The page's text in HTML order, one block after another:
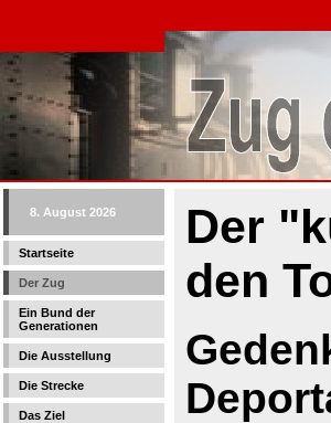
8. August 2026
Startseite
Der Zug
Ein Bund der
Generationen
Die Ausstellung
Die Strecke
Das Ziel
Der
den